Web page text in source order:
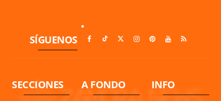
SÍGUENOS
SECCIONES A FONDO INFO